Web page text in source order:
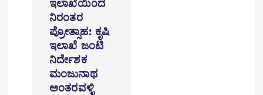
ಇಲಾಖೆಯಿಂದ
ನಿರಂತರ
ಪ್ರೋತ್ಸಾಹ: ಕೃಷಿ
ಇಲಾಖೆ ಜಂಟಿ
ನಿರ್ದೇಶಕ
ಮಂಜುನಾಥ
ಅಂತರವಳ್ಳಿ